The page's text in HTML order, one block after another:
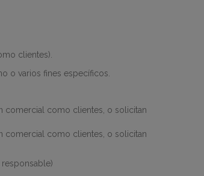
clientes).
o varios fines específicos.
comercial como clientes, o solicitan
comercial como clientes, o solicitan
)